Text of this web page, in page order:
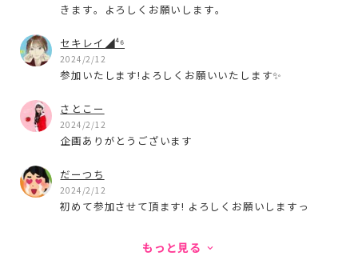
きます。よろしくお願いします。
セキレイ◢⁴⁶
2024/2/12
参加いたします!よろしくお願いいたします✨
さとこー
2024/2/12
企画ありがとうございます
だーつち
2024/2/12
初めて参加させて頂ます! よろしくお願いしますっ
もっと見る keyboard_arrow_down